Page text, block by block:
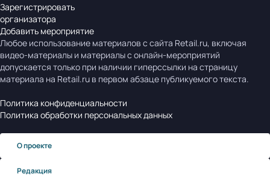
Зарегистрировать
организатора
Добавить мероприятие
Любое использование материалов с сайта Retail.ru, включая
видео-материалы и материалы с онлайн-мероприятий
допускается только при наличии гиперссылки на страницу
материала на Retail.ru в первом абзаце публикуемого текста.
Политика конфиденциальности
Политика обработки персональных данных
О проекте
Редакция